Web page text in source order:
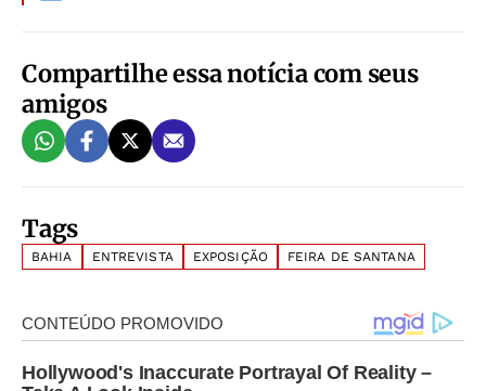
Compartilhe essa notícia com seus
amigos
Tags
BAHIA ENTREVISTA EXPOSIÇÃO FEIRA DE SANTANA